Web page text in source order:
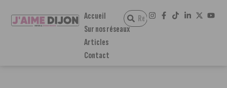
Accueil
Sur nos réseaux
Articles
Contact